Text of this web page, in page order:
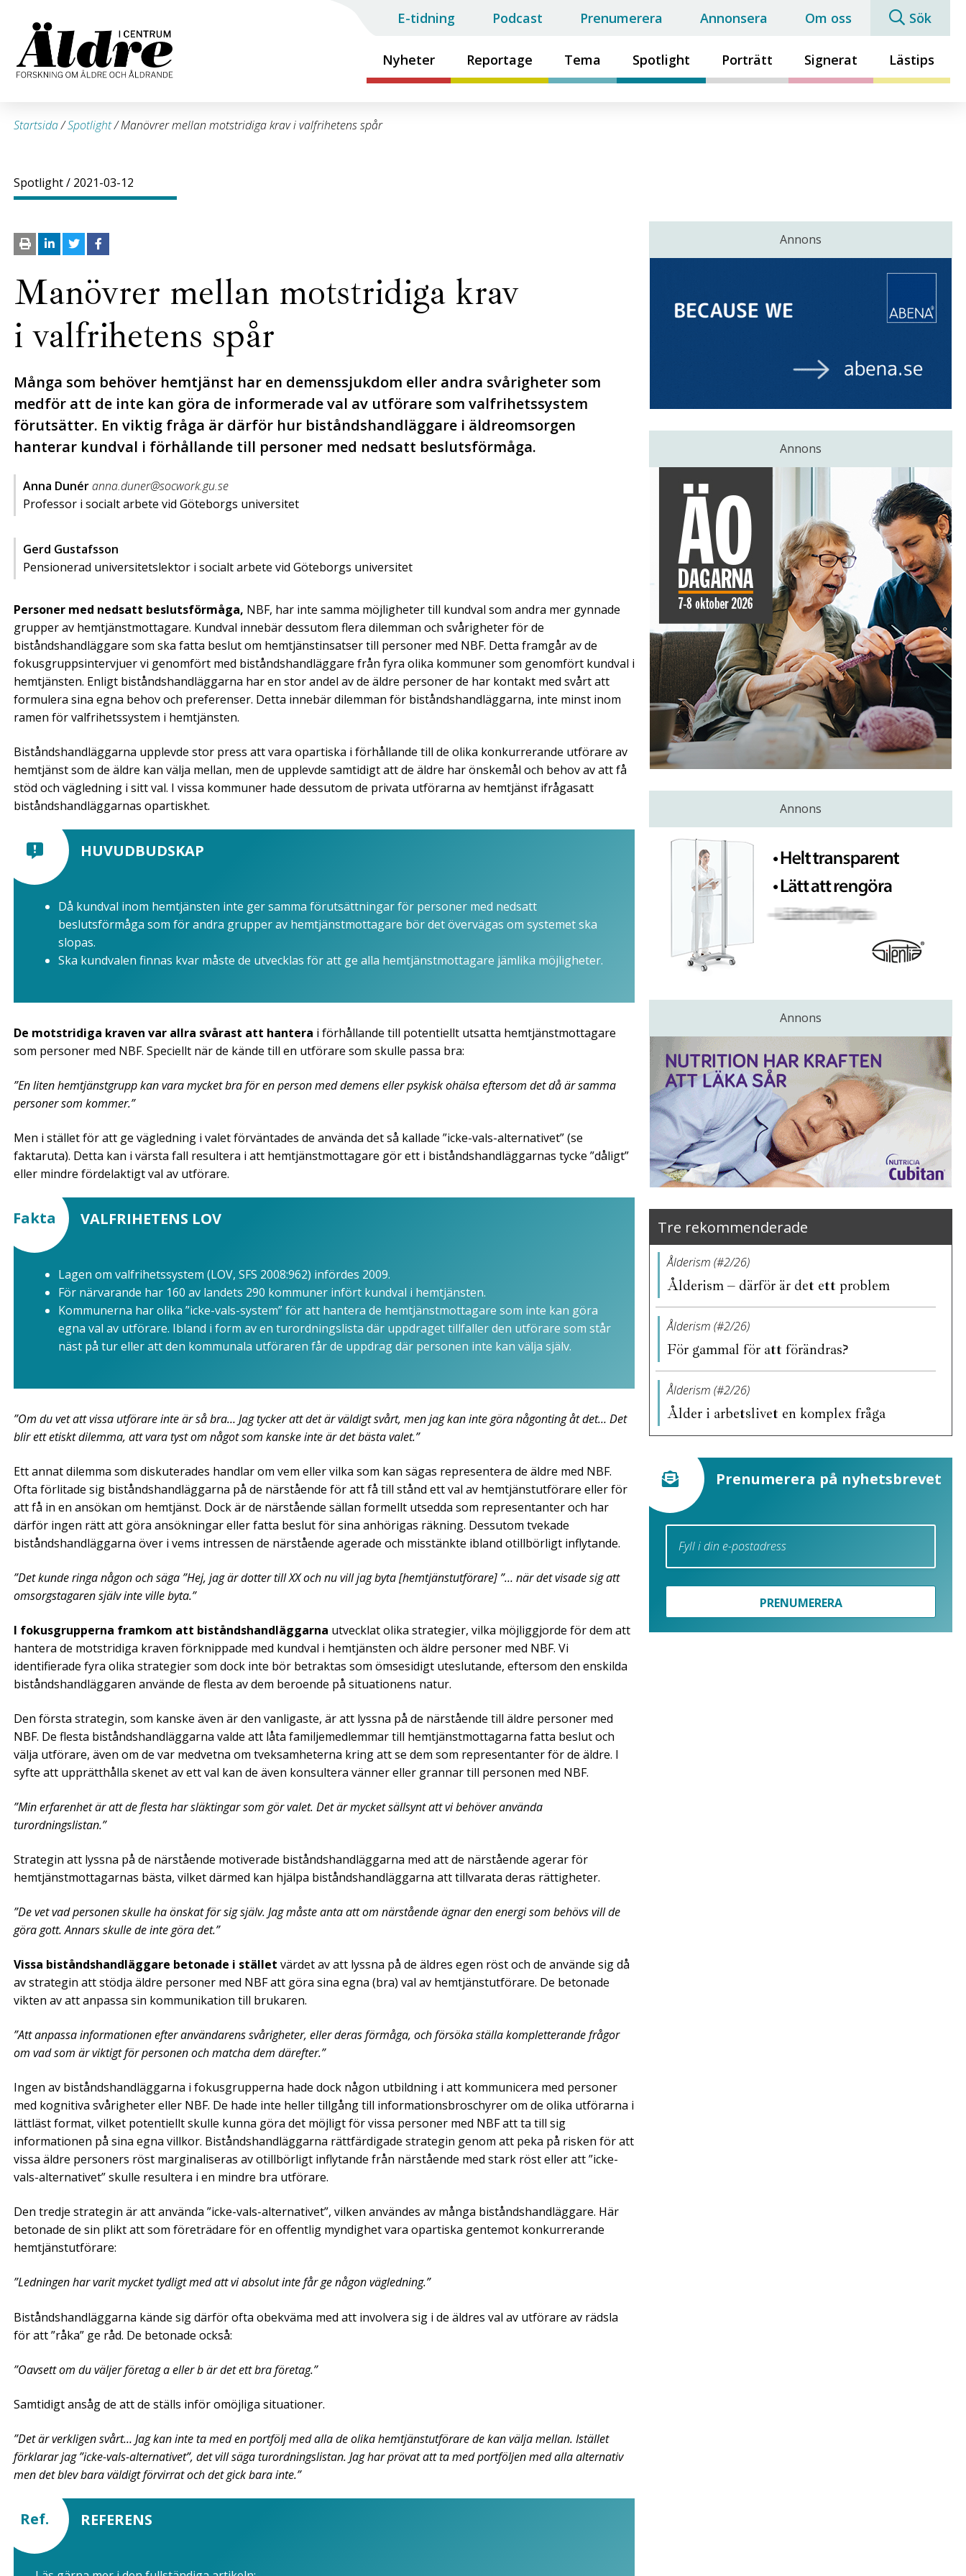
Nyheter Reportage Tema Spotlight Porträtt Signerat Lästips
E-tidning Podcast Prenumerera Annonsera Om oss Sök
Startsida/Spotlight/Manövrer mellan motstridiga krav i valfrihetens spår
Spotlight/ 2021-03-12
Manövrer mellan motstridiga krav
i valfrihetens spår
Många som behöver hemtjänst har en demenssjukdom eller andra svårigheter som
medför att de inte kan göra de informerade val av utförare som valfrihetssystem
förutsätter. En viktig fråga är därför hur biståndshandläggare i äldreomsorgen
hanterar kundval i förhållande till personer med nedsatt beslutsförmåga.
Anna Dunéranna.duner@socwork.gu.se
Professor i socialt arbete vid Göteborgs universitet
Gerd Gustafsson
Pensionerad universitetslektor i socialt arbete vid Göteborgs universitet
Personer med nedsatt beslutsförmåga, NBF, har inte samma möjligheter till kundval som andra mer gynnade
grupper av hemtjänstmottagare. Kundval innebär dessutom flera dilemman och svårigheter för de
biståndshandläggare som ska fatta beslut om hemtjänstinsatser till personer med NBF. Detta framgår av de
fokus­gruppsintervjuer vi genomfört med biståndshandläggare från fyra olika kommuner som genomfört kundval i
hemtjänsten. Enligt biståndshandläggarna har en stor andel av de äldre personer de har kontakt med svårt att
formulera sina egna behov och preferenser. Detta innebär dilemman för biståndshandläggarna, inte minst inom
ramen för valfrihetssystem i hemtjänsten.
Biståndshandläggarna upplevde stor press att vara opartiska i förhållande till de olika konkurrerande utförare av
hemtjänst som de äldre kan välja mellan, men de upplevde samtidigt att de äldre har önskemål och behov av att få
stöd och vägledning i sitt val. I vissa kommuner hade dessutom de privata utförarna av hemtjänst ifrågasatt
biståndshandläggarnas opartiskhet.
HUVUDBUDSKAP
Då kundval inom hemtjänsten inte ger samma förutsättningar för personer med nedsatt
beslutsförmåga som för andra grupper av hemtjänstmottagare bör det övervägas om systemet ska
slopas.
Ska kundvalen finnas kvar måste de utvecklas för att ge alla hemtjänstmottagare jämlika möjligheter.
De motstridiga kraven var allra svårast att hantera i förhållande till potentiellt utsatta hemtjänstmottagare
som personer med NBF. Speciellt när de kände till en utförare som skulle passa bra:
”En liten hemtjänstgrupp kan vara mycket bra för en person med demens eller psykisk ohälsa eftersom det då är samma
personer som kommer.”
Men i stället för att ge vägledning i valet förväntades de använda det så kallade ”icke-vals-alternativet” (se
faktaruta). Detta kan i värsta fall resultera i att hemtjänstmottagare gör ett i biståndshandläggarnas tycke ”dåligt”
eller mindre fördelaktigt val av utförare.
Fakta VALFRIHETENS LOV
Lagen om valfrihetssystem (LOV, SFS 2008:962) infördes 2009.
För närvarande har 160 av landets 290 kommuner infört kundval i hemtjänsten.
Kommunerna har olika ”icke-vals-system” för att hantera de hemtjänstmottagare som inte kan göra
egna val av utförare. Ibland i form av en turordningslista där uppdraget tillfaller den utförare som står
näst på tur eller att den kommunala utföraren får de uppdrag där personen inte kan välja själv.
”Om du vet att vissa utförare inte är så bra… Jag tycker att det är väldigt svårt, men jag kan inte göra någonting åt det… Det
blir ett etiskt dilemma, att vara tyst om något som kanske inte är det bästa valet.”
Ett annat dilemma som diskuterades handlar om vem eller vilka som kan sägas representera de äldre med NBF.
Ofta förlitade sig biståndshandläggarna på de närstående för att få till stånd ett val av hemtjänstutförare eller för
att få in en ansökan om hemtjänst. Dock är de närstående sällan formellt utsedda som representanter och har
därför ingen rätt att göra ansökningar eller fatta beslut för sina anhörigas räkning. Dessutom tvekade
biståndshandläggarna över i vems intressen de närstående agerade och misstänkte ibland otillbörligt inflytande.
”Det kunde ringa någon och säga ”Hej, jag är dotter till XX och nu vill jag byta [hemtjänstutförare] ”… när det visade sig att
omsorgstagaren själv inte ville byta.”
I fokusgrupperna framkom att biståndshandläggarna utvecklat olika strategier, vilka möjliggjorde för dem att
hantera de motstridiga kraven förknippade med kundval i hemtjänsten och äldre personer med NBF. Vi
identifierade fyra olika strategier som dock inte bör betraktas som ömsesidigt uteslutande, eftersom den enskilda
biståndshandläggaren använde de flesta av dem beroende på situationens natur.
Den första strategin, som kanske även är den vanligaste, är att lyssna på de närstående till äldre personer med
NBF. De flesta biståndshandläggarna valde att låta familjemedlemmar till hemtjänstmottagarna fatta beslut och
välja utförare, även om de var medvetna om tveksamheterna kring att se dem som representanter för de äldre. I
syfte att upprätthålla skenet av ett val kan de även konsultera vänner eller grannar till personen med NBF.
”Min erfarenhet är att de flesta har släktingar som gör valet. Det är mycket sällsynt att vi behöver använda
turordningslistan.”
Strategin att lyssna på de närstående motiverade biståndshandläggarna med att de närstående agerar för
hemtjänstmottagarnas bästa, vilket därmed kan hjälpa biståndshandläggarna att tillvarata deras rättigheter.
”De vet vad personen skulle ha önskat för sig själv. Jag måste anta att om närstående ägnar den energi som behövs vill de
göra gott. Annars skulle de inte göra det.”
Vissa biståndshandläggare betonade i stället värdet av att lyssna på de äldres egen röst och de använde sig då
av strategin att stödja äldre personer med NBF att göra sina egna (bra) val av hemtjänstutförare. De betonade
vikten av att anpassa sin kommunikation till brukaren.
”Att anpassa informationen efter användarens svårigheter, eller deras förmåga, och försöka ställa kompletterande frågor
om vad som är viktigt för personen och matcha dem därefter.”
Ingen av biståndshandläggarna i fokusgrupperna hade dock någon utbildning i att kommunicera med personer
med kognitiva svårigheter eller NBF. De hade inte heller tillgång till informationsbroschyrer om de olika utförarna i
lättläst format, vilket potentiellt skulle kunna göra det möjligt för vissa personer med NBF att ta till sig
informationen på sina egna villkor. Biståndshandläggarna rättfärdigade strategin genom att peka på risken för att
vissa äldre personers röst marginaliseras av otillbörligt inflytande från närstående med stark röst eller att ”icke-
vals-alternativet” skulle resultera i en mindre bra utförare.
Den tredje strategin är att använda ”icke-vals-alternativet”, vilken användes av många biståndshandläggare. Här
betonade de sin plikt att som företrädare för en offentlig myndighet vara opartiska gentemot konkurrerande
hemtjänstutförare:
”Ledningen har varit mycket tydligt med att vi absolut inte får ge någon vägledning.”
Biståndshandläggarna kände sig därför ofta obekväma med att involvera sig i de äldres val av utförare av rädsla
för att ”råka” ge råd. De betonade också:
”Oavsett om du väljer företag a eller b är det ett bra företag.”
Samtidigt ansåg de att de ställs inför omöjliga situationer.
”Det är verkligen svårt… Jag kan inte ta med en port­följ med alla de olika hemtjänst­utförare de kan välja mellan. Istället
förklarar jag ”icke-vals-alternativet”, det vill säga turordningslistan. Jag har prövat att ta med portföljen med alla alternativ
men det blev bara väldigt förvirrat och det gick bara inte.”
Ref. REFERENS
Annons
Annons
Annons
Annons
Tre rekommenderade
Ålderism (#2/26)
Ålderism – därför är det ett problem
Ålderism (#2/26)
För gammal för att förändras?
Ålderism (#2/26)
Ålder i arbetslivet en komplex fråga
Prenumerera på nyhetsbrevet
PRENUMERERA